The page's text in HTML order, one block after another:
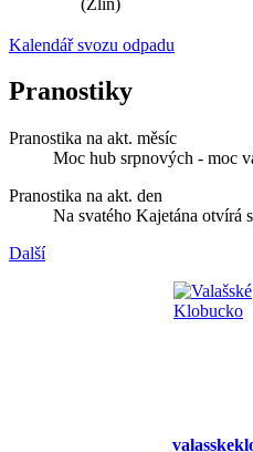
Kalendář svozu odpadu
Pranostiky
Pranostika na akt. měsíc
Moc hub srpnových - moc
Pranostika na akt. den
Na svatého Kajetána otvírá
Další